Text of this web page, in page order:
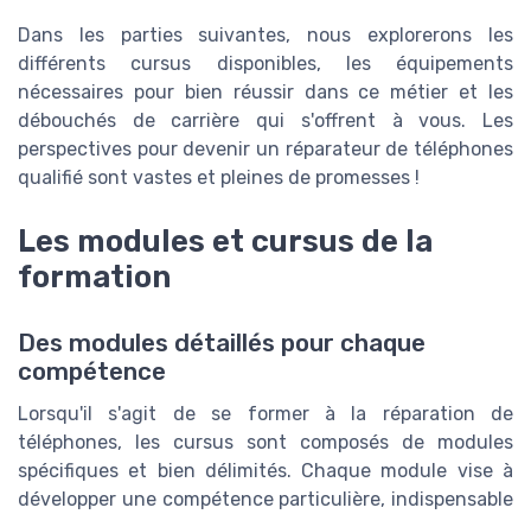
Dans les parties suivantes, nous explorerons les
différents cursus disponibles, les équipements
nécessaires pour bien réussir dans ce métier et les
débouchés de carrière qui s'offrent à vous. Les
perspectives pour devenir un réparateur de téléphones
qualifié sont vastes et pleines de promesses !
Les modules et cursus de la
formation
Des modules détaillés pour chaque
compétence
Lorsqu'il s'agit de se former à la réparation de
téléphones, les cursus sont composés de modules
spécifiques et bien délimités. Chaque module vise à
développer une compétence particulière, indispensable